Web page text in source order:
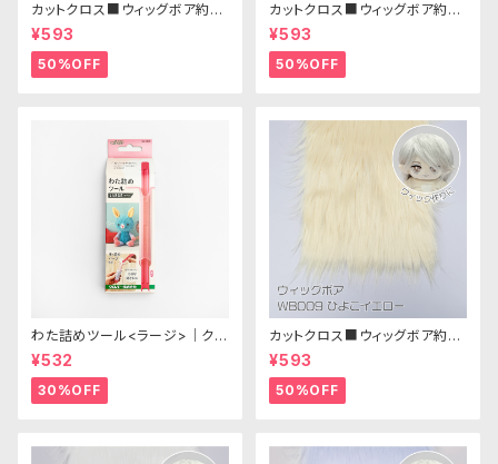
カットクロス■ウィッグボア約8c
m(オフホワイト)WB001 ボア生
地 25cm × 45cm
¥593
50%OFF
カットクロス■ウィッグボア約8c
m(アッシュブロンド)WB015 ボ
ア生地 25cm × 45cm
¥593
50%OFF
わた詰めツール<ラージ>｜クロ
バー
¥532
30%OFF
カットクロス■ウィッグボア約8c
m(ひよこイエロー)WB009ボア
生地 25cm × 45cm
¥593
50%OFF